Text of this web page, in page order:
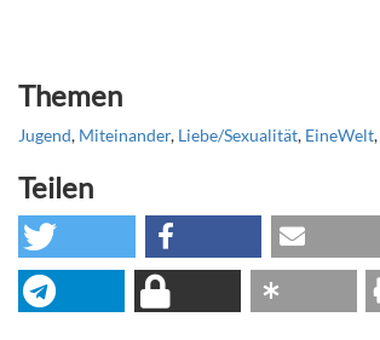
Themen
Jugend, Miteinander, Liebe/Sexualität, EineWelt,
Teilen